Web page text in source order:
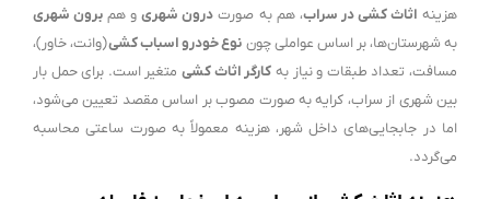
هزینه اثاث کشی در سراب، هم به صورت درون شهریو هم برون شهری
به شهرستان‌ها، بر اساس عواملی چون نوع خودرو اسباب کشی(وانت، خاور)،
مسافت، تعداد طبقات و نیاز به کارگر اثاث کشیمتغیر است. برای حمل بار
بین شهری از سراب، کرایه به صورت مصوب بر اساس مقصد تعیین می‌شود،
اما در جابجایی‌های داخل شهر، هزینه معمولاً به صورت ساعتی محاسبه
می‌گردد.